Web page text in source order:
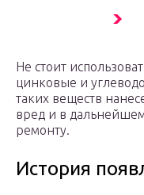
Не стоит
цинковые и
таких веществ
вред и в
ремонту.
История